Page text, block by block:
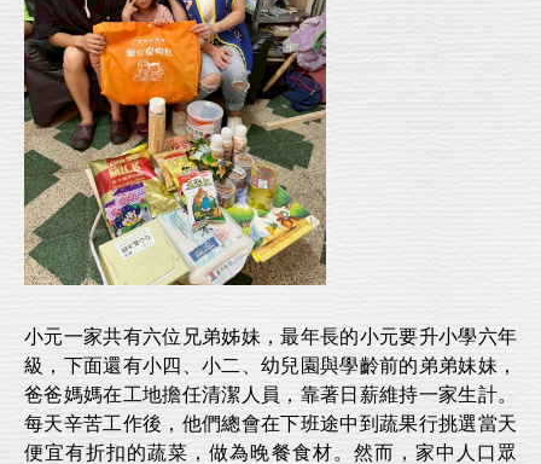
小元一家共有六位兄弟姊妹，最年長的小元要升小學六年
級，下面還有小四、小二、幼兒園與學齡前的弟弟妹妹，
爸爸媽媽在工地擔任清潔人員，靠著日薪維持一家生計。
每天辛苦工作後，他們總會在下班途中到蔬果行挑選當天
便宜有折扣的蔬菜，做為晚餐食材。然而，家中人口眾